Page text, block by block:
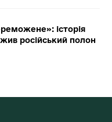
історія
російський полон